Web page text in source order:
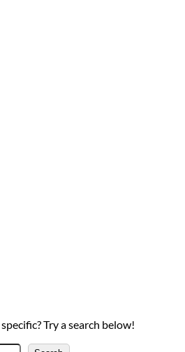
Try a search below!